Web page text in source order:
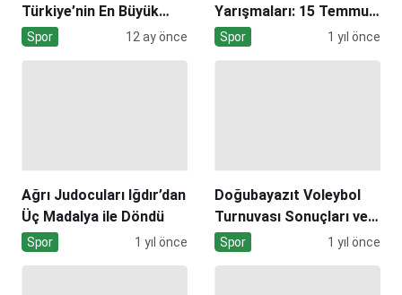
Türkiye’nin En Büyük
Organizasyonu
Spor 12 ay önce
Yarışmaları: 15 Temmuz
Etkinlikleri
Spor 1 yıl önce
Ağrı Judocuları Iğdır’dan
Üç Madalya ile Döndü
Spor 1 yıl önce
Doğubayazıt Voleybol
Turnuvası Sonuçları ve
Anlamı
Spor 1 yıl önce